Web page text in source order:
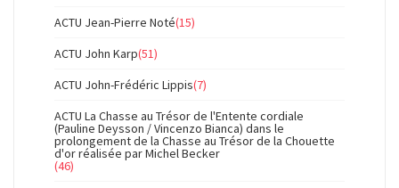
ACTU Jean-Pierre Noté(15)
ACTU John Karp(51)
ACTU John-Frédéric Lippis(7)
ACTU La Chasse au Trésor de l'Entente cordiale
(Pauline Deysson / Vincenzo Bianca) dans le
prolongement de la Chasse au Trésor de la Chouette
d'or réalisée par Michel Becker
(46)